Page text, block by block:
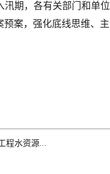
期，各有关部门和单
预案，强化底线思维、
程水资源...